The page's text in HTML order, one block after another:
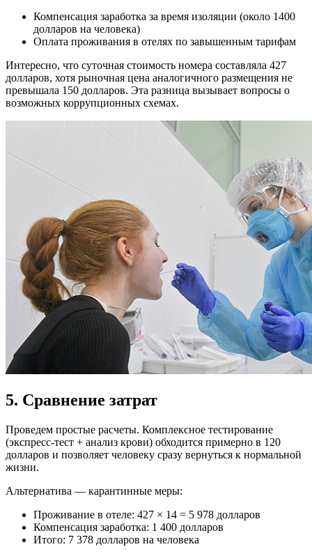
Компенсация заработка за время изоляции (около 1400
долларов на человека)
Оплата проживания в отелях по завышенным тарифам
Интересно, что суточная стоимость номера составляла 427
долларов, хотя рыночная цена аналогичного размещения не
превышала 150 долларов. Эта разница вызывает вопросы о
возможных коррупционных схемах.
5. Сравнение затрат
Проведем простые расчеты. Комплексное тестирование
(экспресс-тест + анализ крови) обходится примерно в 120
долларов и позволяет человеку сразу вернуться к нормальной
жизни.
Альтернатива — карантинные меры:
Проживание в отеле: 427 × 14 = 5 978 долларов
Компенсация заработка: 1 400 долларов
Итого: 7 378 долларов на человека